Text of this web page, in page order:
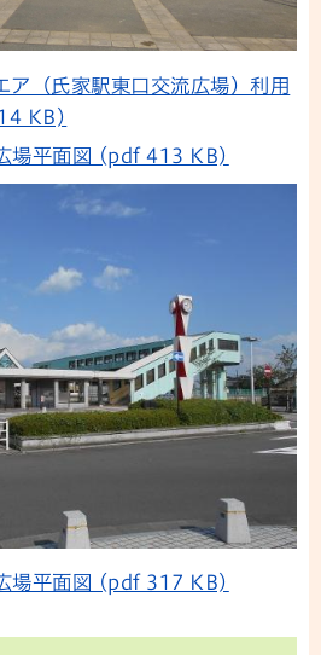
ア（氏家駅東口交流広場）利用
KB)
場平面図 (pdf 413 KB)
場平面図 (pdf 317 KB)